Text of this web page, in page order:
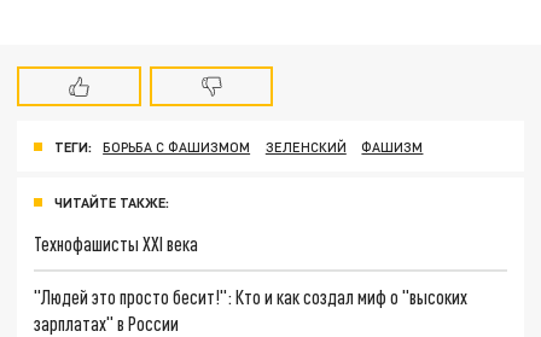
ТЕГИ: БОРЬБА С ФАШИЗМОМ ЗЕЛЕНСКИЙ ФАШИЗМ
ЧИТАЙТЕ ТАКЖЕ:
Технофашисты XXI века
"Людей это просто бесит!": Кто и как создал миф о "высоких
зарплатах" в России